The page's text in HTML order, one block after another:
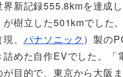
界新記録555.8kmを達成
が樹立した501kmでした
、 パナソニック）製の
詰めた自作EVでした。「
が目的で、東京から大阪